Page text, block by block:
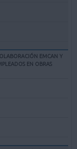
EMCAN Y
EN OBRAS